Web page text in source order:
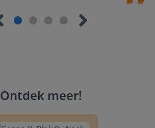
Ontdek meer!